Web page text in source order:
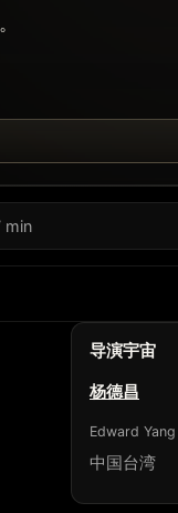
min
导演宇宙
杨德昌
Edward Yang
中国台湾